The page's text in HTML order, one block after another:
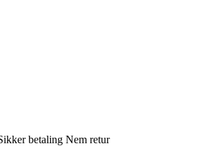
betaling Nem retur